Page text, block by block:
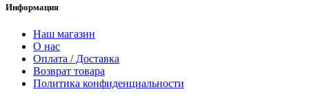
Информация
Наш магазин
О нас
Оплата / Доставка
Возврат товара
Политика конфиденциальности